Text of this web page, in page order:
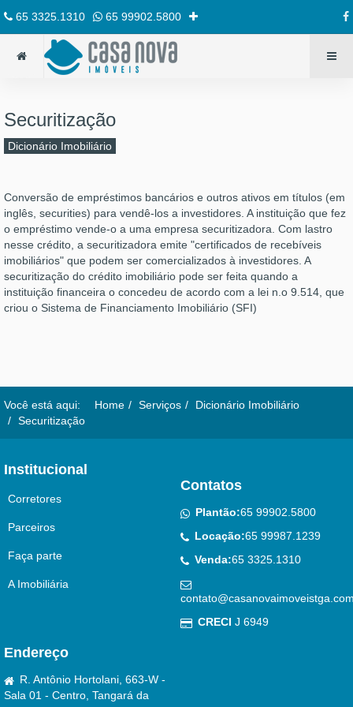
65 3325.1310 65 99902.5800
Securitização
Dicionário Imobiliário
Conversão de empréstimos bancários e outros ativos em títulos (em
inglês, securities) para vendê-los a investidores. A instituição que fez
o empréstimo vende-o a uma empresa securitizadora. Com lastro
nesse crédito, a securitizadora emite "certificados de recebíveis
imobiliários" que podem ser comercializados à investidores. A
securitização do crédito imobiliário pode ser feita quando a
instituição financeira o concedeu de acordo com a lei n.o 9.514, que
criou o Sistema de Financiamento Imobiliário (SFI)
Você está aqui: Home Serviços
Dicionário Imobiliário
Securitização
Institucional
Corretores
Parceiros
Faça parte
A Imobiliária
Contatos
Plantão:65 99902.5800
Locação:65 99987.1239
Venda:65 3325.1310
CRECI J 6949
Endereço
R. Antônio Hortolani, 663-W -
Sala 01 - Centro, Tangará da